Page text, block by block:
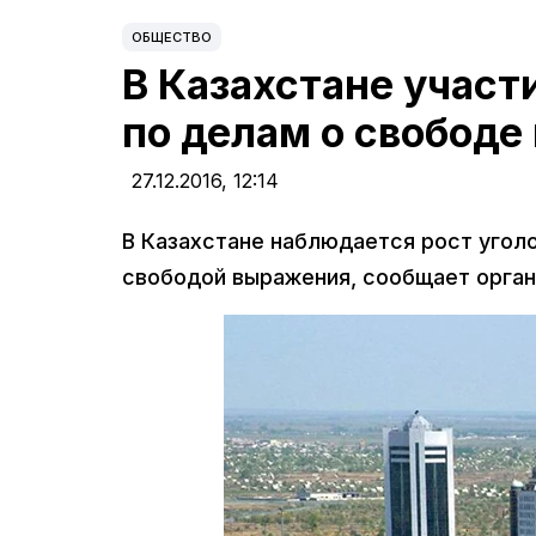
ОБЩЕСТВО
В Казахстане
по делам о
27.12.2016, 12:14
В Казахстане наблюдается рост
свободой выражения, сообщает